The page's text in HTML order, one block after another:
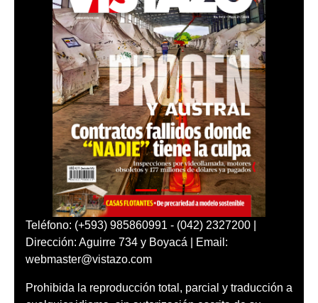
Teléfono: (+593) 985860991 - (042) 2327200 |
Dirección: Aguirre 734 y Boyacá | Email:
webmaster@vistazo.com
Prohibida la reproducción total, parcial y traducción a